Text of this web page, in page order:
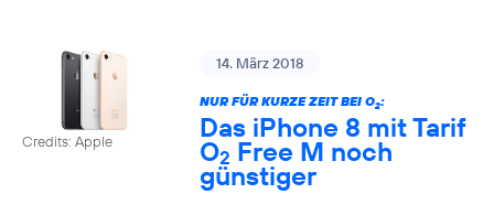
Credits: Apple
14. März 2018
NUR FÜR KURZE ZEIT BEI O2:
Das iPhone 8 mit Tarif
O2 Free M noch
günstiger